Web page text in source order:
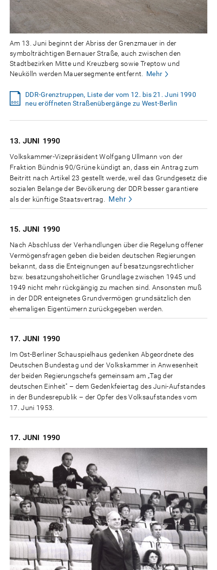
Am 13. Juni beginnt der Abriss der Grenzmauer in der
symbolträchtigen Bernauer Straße, auch zwischen den
Stadtbezirken Mitte und Kreuzberg sowie Treptow und
Neukölln werden Mauersegmente entfernt. Mehr
DDR-Grenztruppen, Liste der vom 12. bis 21. Juni 1990
neu eröffneten Straßenübergänge zu West-Berlin
13. JUNI 1990
Volkskammer-Vizepräsident Wolfgang Ullmann von der
Fraktion Bündnis 90/Grüne kündigt an, dass ein Antrag zum
Beitritt nach Artikel 23 gestellt werde, weil das Grundgesetz die
sozialen Belange der Bevölkerung der DDR besser garantiere
als der künftige Staatsvertrag.
Mehr
15. JUNI 1990
Nach Abschluss der Verhandlungen über die Regelung offener
Vermögensfragen geben die beiden deutschen Regierungen
bekannt, dass die Enteignungen auf besatzungsrechtlicher
bzw. besatzungshoheitlicher Grundlage zwischen 1945 und
1949 nicht mehr rückgängig zu machen sind. Ansonsten muß
in der DDR enteignetes Grundvermögen grundsätzlich den
ehemaligen Eigentümern zurückgegeben werden.
17. JUNI 1990
Im Ost-Berliner Schauspielhaus gedenken Abgeordnete des
Deutschen Bundestag und der Volkskammer in Anwesenheit
der beiden Regierungschefs gemeinsam am „Tag der
deutschen Einheit" – dem Gedenkfeiertag des Juni-Aufstandes
in der Bundesrepublik – der Opfer des Volksaufstandes vom
17. Juni 1953.
17. JUNI 1990